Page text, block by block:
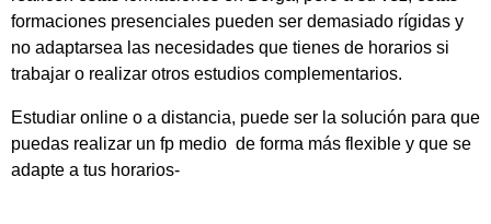
formaciones presenciales pueden ser demasiado rígidas y
no adaptarsea las necesidades que tienes de horarios si
trabajar o realizar otros estudios complementarios.
Estudiar online o a distancia, puede ser la solución para que
puedas realizar un fp medio de forma más flexible y que se
adapte a tus horarios-